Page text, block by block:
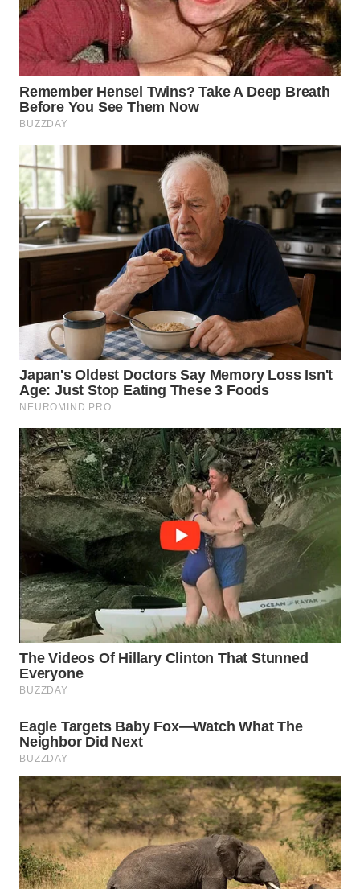
LANGKAT
WN
TAPANULI
SELATAN
WN
TANJUNG
LESUNG
WN
KARO
WN
LABUHANBATU
WN
TAPANULI
WN DELI
SERDANG
WN
TEBING
TINGGI
WN
PAKPAK
WN
KARAWANG
WN
BEKASI
WN
BOGOR
WN
DEPOK